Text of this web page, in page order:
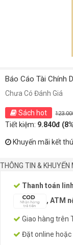
Báo Cáo Tài Chính
Chưa Có Đánh Giá
Sách hot
Tiết kiệm: 9.840đ
Khuyến mãi kết
THÔNG TIN & KHUYẾN
Thanh toán
, ATM
Giao hàng trên
Đặt online hoặc